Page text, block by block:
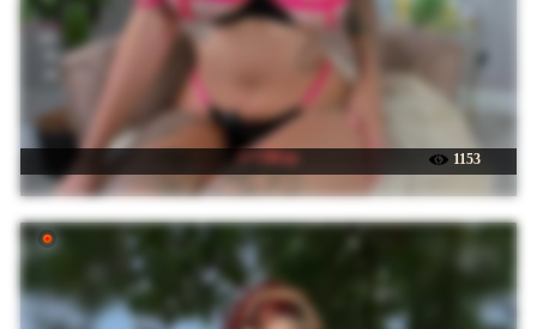
☉ UliKop 1153